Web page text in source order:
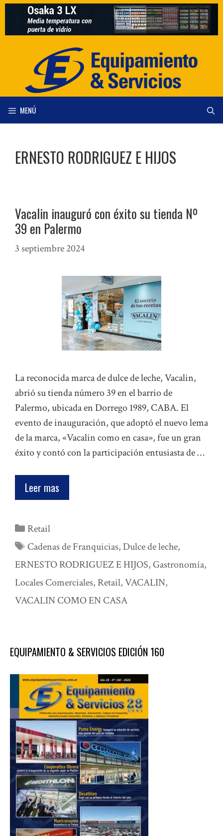
Saltar
contenido
MENÚ
ERNESTO RODRIGUEZ E HIJOS
Vacalin inauguró con éxito su tienda Nº
39 en Palermo
3 septiembre 2024
La reconocida marca de dulce de leche, Vacalin,
abrió su tienda número 39 en el barrio de
Palermo, ubicada en Dorrego 1989, CABA. El
evento de inauguración, que adoptó el nuevo lema
de la marca, «Vacalin como en casa», fue un gran
éxito y contó con la participación entusiasta de …
Leer mas
Categorías
Retail
Etiquetas
Cadenas de Franquicias,Dulce de leche,
ERNESTO RODRIGUEZ E HIJOS, Gastronomía,
Locales Comerciales, Retail,VACALIN,
VACALIN COMO EN CASA
EQUIPAMIENTO & SERVICIOS EDICIÓN 160